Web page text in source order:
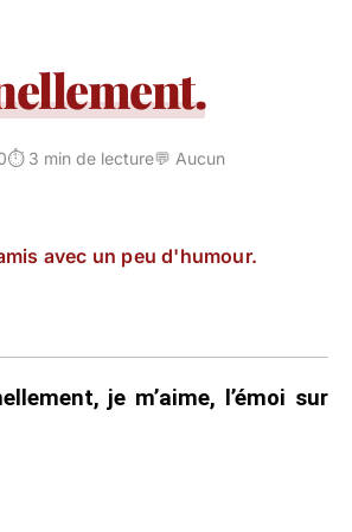
⏱️ 3 min de lecture💬 Aucun
avec un peu d'humour.
je m’aime, l’émoi sur